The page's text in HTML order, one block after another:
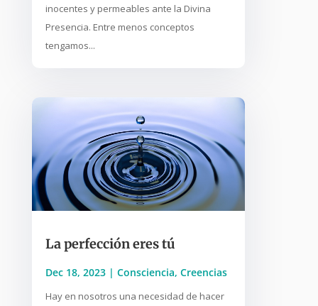
inocentes y permeables ante la Divina
Presencia. Entre menos conceptos
tengamos...
La perfección eres tú
Dec 18, 2023| Consciencia, Creencias
Hay en nosotros una necesidad de hacer